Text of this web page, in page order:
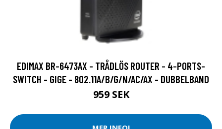
EDIMAX BR-6473AX - TRÅDLÖS ROUTER - 4-PORTS-
SWITCH - GIGE - 802.11A/B/G/N/AC/AX - DUBBELBAND
959 SEK